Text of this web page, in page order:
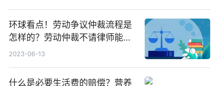
环球看点！劳动争议仲裁流程是
怎样的？​劳动仲裁不请律师能胜
诉吗？
2023-06-13
什么是必要生活费的赔偿？营养